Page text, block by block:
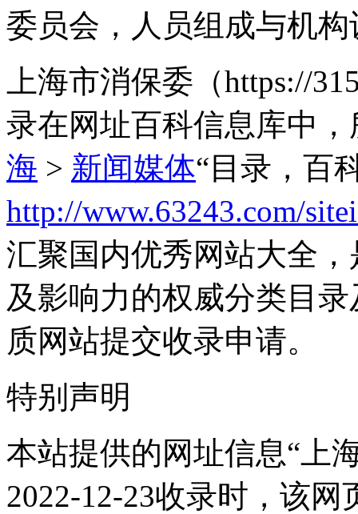
委员会，人员组成与机
上海市消保委（https://
录在网址百科信息库中
海 > 新闻媒体“目录，百
http://www.63243.com/
汇聚国内优秀网站大全
及影响力的权威分类目
质网站提交收录申请。
特别声明
本站提供的网址信息“上
2022-12-23收录时，该